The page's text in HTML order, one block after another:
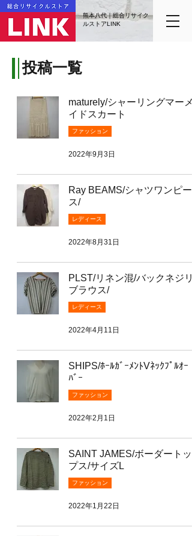
熊本八代｜総合リサイク
ルストアLINK
投稿一覧
maturely/シャーリングマーメ
イドスカート
ファッション
2022年9月3日
Ray BEAMS/シャツワンピー
ス/
レディース
2022年8月31日
PLST/リネン混/バックネジリ
ブラウス/
レディース
2022年4月11日
SHIPS/ﾎｰﾙｶﾞｰﾒﾝﾄVﾈｯｸﾌﾟﾙｵｰ
ﾊﾞｰ
ファッション
2022年2月1日
SAINT JAMES/ボーダートッ
プス/サイズL
ファッション
2022年1月22日